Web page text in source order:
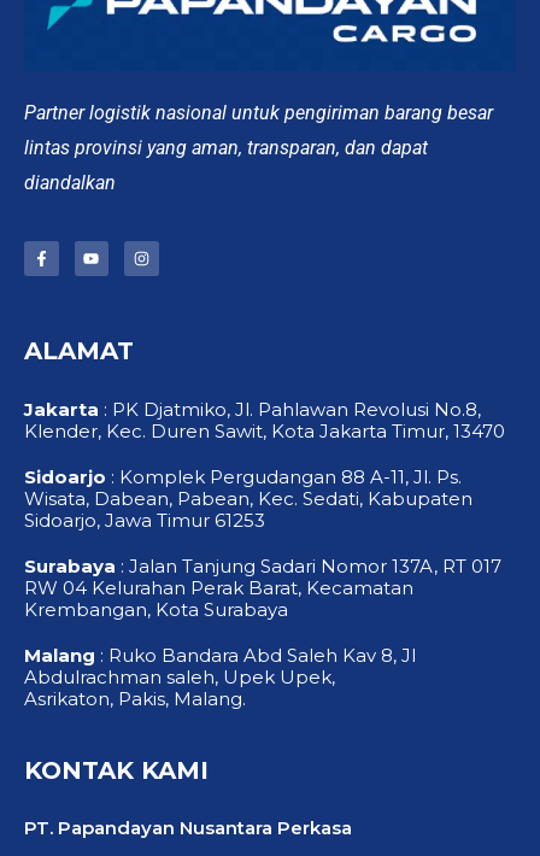
Partner logistik nasional untuk pengiriman barang besar
lintas provinsi yang aman, transparan, dan dapat
diandalkan
F
a
o
o
Y
o
b
e
I
n
ALAMAT
Jakarta : PK Djatmiko, Jl. Pahlawan Revolusi No.8,
Klender, Kec. Duren Sawit, Kota Jakarta Timur, 13470
Sidoarjo : Komplek Pergudangan 88 A-11, Jl. Ps.
Wisata, Dabean, Pabean, Kec. Sedati, Kabupaten
Sidoarjo, Jawa Timur 61253
Surabaya : Jalan Tanjung Sadari Nomor 137A, RT 017
RW 04 Kelurahan Perak Barat, Kecamatan
Krembangan, Kota Surabaya
Malang : Ruko Bandara Abd Saleh Kav 8, Jl
Abdulrachman saleh, Upek Upek,
Asrikaton, Pakis, Malang.
KONTAK KAMI
PT. Papandayan Nusantara Perkasa